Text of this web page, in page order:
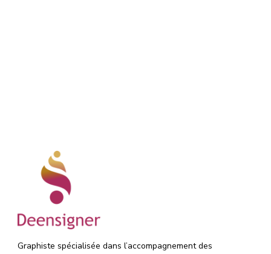
Graphiste spécialisée dans l’accompagnement des